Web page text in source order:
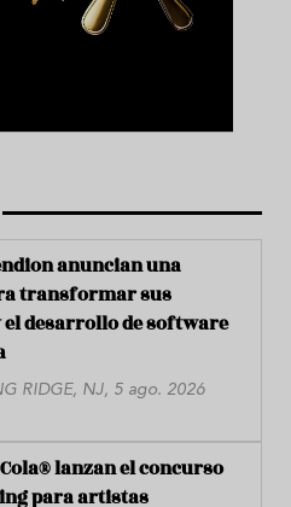
anuncian una
transformar sus
desarrollo de software
RIDGE, NJ, 5 ago. 2026
lanzan el concurso
para artistas